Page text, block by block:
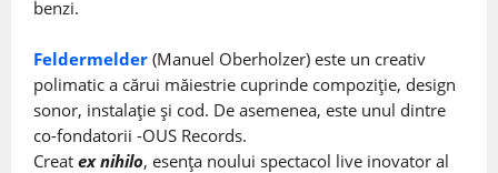
benzi.
Feldermelder (Manuel Oberholzer) este un creativ
polimatic a cărui măiestrie cuprinde compoziție, design
sonor, instalație și cod. De asemenea, este unul dintre
co-fondatorii -OUS Records.
Creat ex nihilo, esența noului spectacol live inovator al